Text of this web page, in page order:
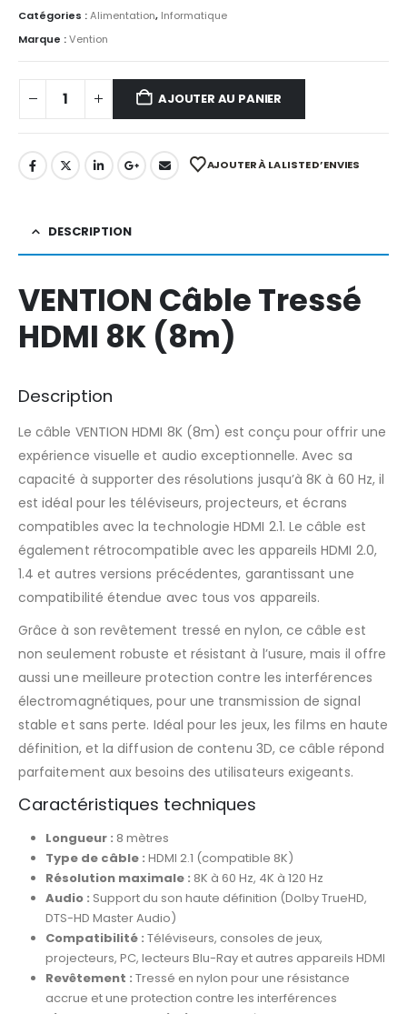
Catégories :Alimentation, Informatique
Marque :Vention
AJOUTER AU PANIER
AJOUTER À LA LISTE D’ENVIES
DESCRIPTION
VENTION Câble Tressé
HDMI 8K (8m)
Description
Le câble VENTION HDMI 8K (8m) est conçu pour offrir une
expérience visuelle et audio exceptionnelle. Avec sa
capacité à supporter des résolutions jusqu’à 8K à 60 Hz, il
est idéal pour les téléviseurs, projecteurs, et écrans
compatibles avec la technologie HDMI 2.1. Le câble est
également rétrocompatible avec les appareils HDMI 2.0,
1.4 et autres versions précédentes, garantissant une
compatibilité étendue avec tous vos appareils.
Grâce à son revêtement tressé en nylon, ce câble est
non seulement robuste et résistant à l’usure, mais il offre
aussi une meilleure protection contre les interférences
électromagnétiques, pour une transmission de signal
stable et sans perte. Idéal pour les jeux, les films en haute
définition, et la diffusion de contenu 3D, ce câble répond
parfaitement aux besoins des utilisateurs exigeants.
Caractéristiques techniques
Longueur : 8 mètres
Type de câble : HDMI 2.1 (compatible 8K)
Résolution maximale : 8K à 60 Hz, 4K à 120 Hz
Audio : Support du son haute définition (Dolby TrueHD,
DTS-HD Master Audio)
Compatibilité : Téléviseurs, consoles de jeux,
projecteurs, PC, lecteurs Blu-Ray et autres appareils HDMI
Revêtement : Tressé en nylon pour une résistance
accrue et une protection contre les interférences